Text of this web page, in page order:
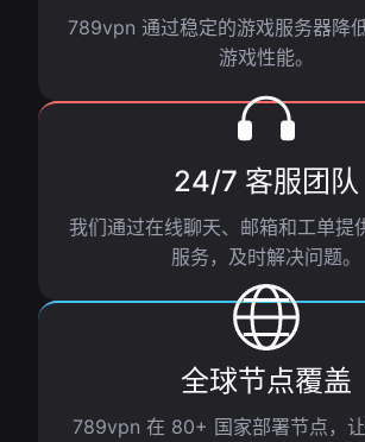
789vpn 通过稳定的游戏服务器降
游戏性能。
24/7 客服团队
我们通过在线聊天、邮箱和工单提
服务，及时解决问题。
全球节点覆盖
789vpn 在 80+ 国家部署节点，